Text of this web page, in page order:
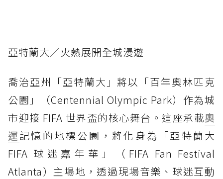
亞特蘭大／火熱展開全城漫遊
喬治亞州「亞特蘭大」將以「百年奧林匹克
公園」（Centennial Olympic Park）作為城
市迎接 FIFA 世界盃的核心舞台。這座承載奧
運記憶的地標公園，將化身為「亞特蘭大
FIFA 球迷嘉年華」（FIFA Fan Festival
Atlanta）主場地，透過現場音樂、球迷互動